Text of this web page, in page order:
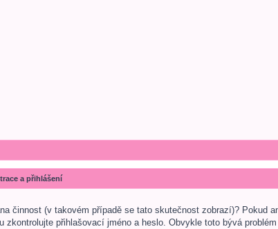
a přihlášení
činnost (v takovém případě se tato skutečnost zobrazí)? Pokud
přihlašovací jméno a heslo. Obvykle toto bývá